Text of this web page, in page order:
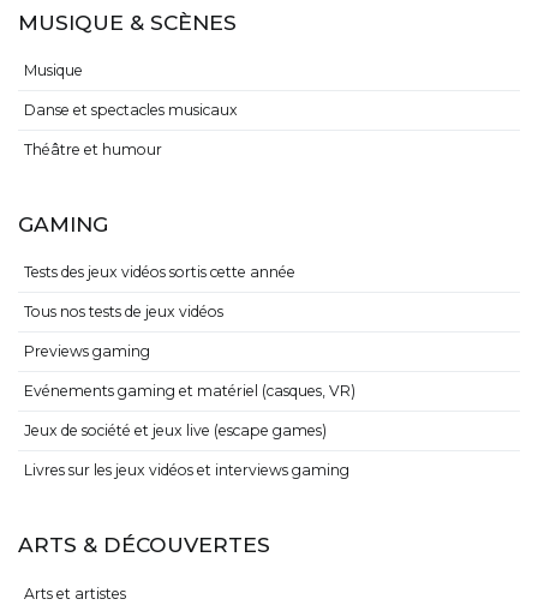
MUSIQUE & SCÈNES
Musique
Danse et spectacles musicaux
Théâtre et humour
GAMING
Tests des jeux vidéos sortis cette année
Tous nos tests de jeux vidéos
Previews gaming
Evénements gaming et matériel (casques, VR)
Jeux de société et jeux live (escape games)
Livres sur les jeux vidéos et interviews gaming
ARTS & DÉCOUVERTES
Arts et artistes